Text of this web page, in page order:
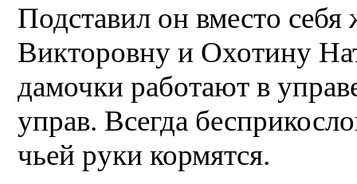
Подставил он вместо
Викторовну и Охотину
дамочки работают в
управ. Всегда
чьей руки кормятся.